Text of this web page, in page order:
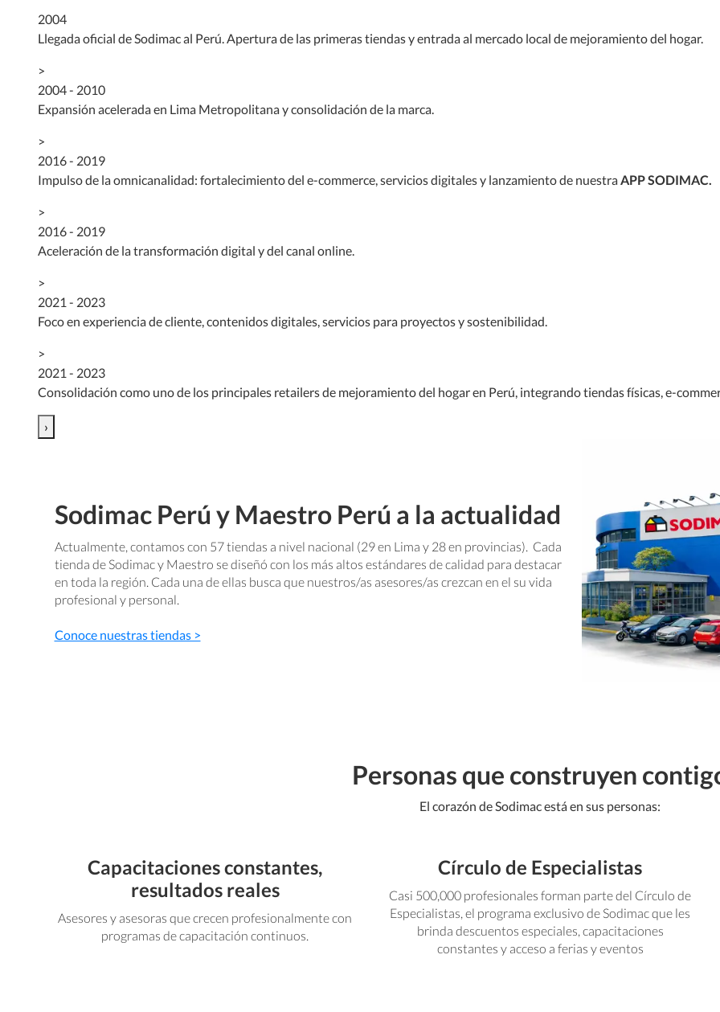
2004
Llegada oficial de Sodimac al Perú. Apertura de las primeras tiendas y entrada al mercado local de mejoramiento del hogar.
>
2004 - 2010
Expansión acelerada en Lima Metropolitana y consolidación de la marca.
>
2016 - 2019
Impulso de la omnicanalidad: fortalecimiento del e-commerce, servicios digitales y lanzamiento de nuestraAPP SODIMAC.
>
2016 - 2019
Aceleración de la transformación digital y del canal online.
>
2021 - 2023
Foco en experiencia de cliente, contenidos digitales, servicios para proyectos y sostenibilidad.
>
2021 - 2023
Consolidación como uno de los principales retailers de mejoramiento del hogar en Perú, integrando tiendas físicas, e-
›
Sodimac Perú y Maestro Perú a la actualidad
Actualmente, contamos con 57 tiendas a nivel nacional (29 en Lima y 28 en provincias). Cada
tienda de Sodimac y Maestro se diseñó con los más altos estándares de calidad para destacar
en toda la región. Cada una de ellas busca que nuestros/as asesores/as crezcan en el su vida
profesional y personal.
Conoce nuestras tiendas >
Personas que construyen
El corazón de Sodimac está en sus personas:
Capacitaciones constantes,
resultados reales
Asesores y asesoras que crecen profesionalmente con
programas de capacitación continuos.
Círculo de Especialistas
Casi 500,000 profesionales forman parte del Círculo de
Especialistas, el programa exclusivo de Sodimac que les
brinda descuentos especiales, capacitaciones
constantes y acceso a ferias y eventos